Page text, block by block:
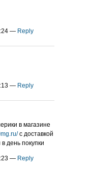
— Reply
— Reply
в магазине
с доставкой
день покупки
— Reply